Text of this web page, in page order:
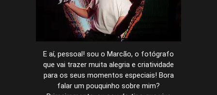
E aí, pessoal! sou o Marcão, o fotógrafo
que vai trazer muita alegria e criatividade
para os seus momentos especiais! Bora
falar um pouquinho sobre mim?